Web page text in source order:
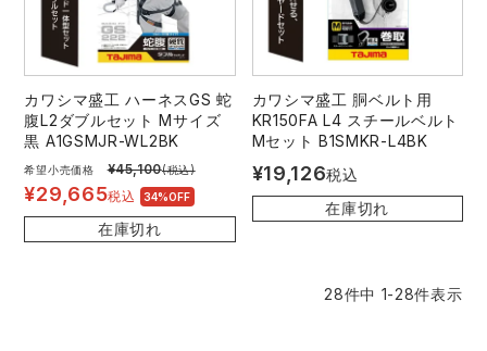
カワシマ盛工 ハーネスGS 蛇
腹L2ダブルセット Mサイズ
黒 A1GSMJR-WL2BK
希望小売価格 ¥45,100(税込)
¥29,665税込 34%OFF
在庫切れ
カワシマ盛工 胴ベルト用
KR150FA L4 スチールベルト
Mセット B1SMKR-L4BK
¥19,126税込
在庫切れ
28件中 1-28件表示